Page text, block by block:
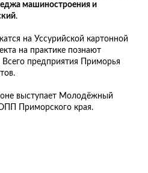
машиностроения и
.
на Уссурийской картонной
на практике познают
Всего предприятия Приморья
выступает Молодёжный
Приморского края.